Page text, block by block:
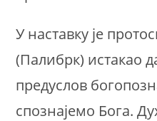
У наставку је
(Палибрк) истакао
предуслов
спознајемо Бога.